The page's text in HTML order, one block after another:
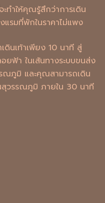
ทำให้คุณรู้สึกว่าการเดิน
แรมที่พักในราคาไม่แพง
ดินเท้าเพียง 10 นาที สู่
ยฟ้า ในเส้นทางระบบขนส่ง
ณภูมิ และคุณสามารถเดิน
วรรณภูมิ ภายใน 30 นาที